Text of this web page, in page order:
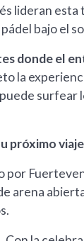
lideran
bajo el
donde el
la
surfear
próximo viaje
arena